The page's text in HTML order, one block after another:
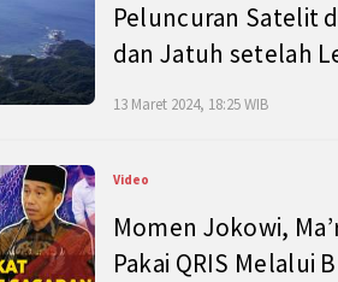
Peluncuran Satelit
dan Jatuh setelah
13 Maret 2024, 18:25 WIB
Video
Momen Jokowi,
Pakai QRIS Melalui